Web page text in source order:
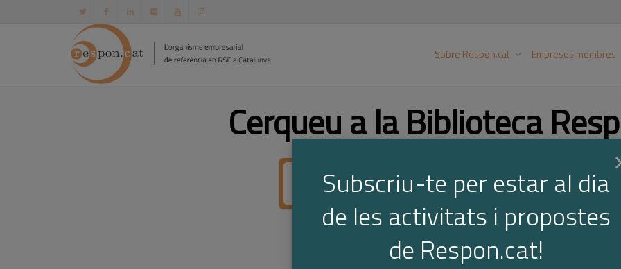
Sobre Respon.cat Empreses membres
Cerqueu a la Biblioteca
Subscriu-te per estar al dia
de les activitats i propostes
de Respon.cat!